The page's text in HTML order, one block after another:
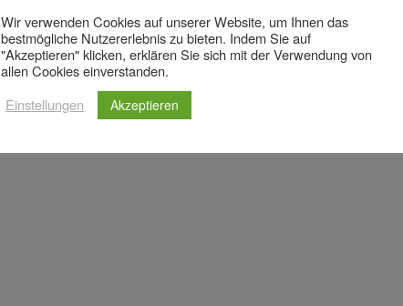
Wir verwenden Cookies auf unserer Website, um Ihnen das
bestmögliche Nutzererlebnis zu bieten. Indem Sie auf
"Akzeptieren" klicken, erklären Sie sich mit der Verwendung von
allen Cookies einverstanden.
Einstellungen
Akzeptieren